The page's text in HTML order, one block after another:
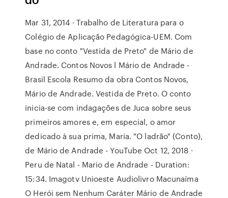
Mar 31, 2014 · Trabalho de Literatura para o
Colégio de Aplicação Pedagógica-UEM. Com
base no conto "Vestida de Preto" de Mário de
Andrade. Contos Novos l Mário de Andrade -
Brasil Escola Resumo da obra Contos Novos,
Mário de Andrade. Vestida de Preto. O conto
inicia-se com indagações de Juca sobre seus
primeiros amores e, em especial, o amor
dedicado à sua prima, Maria. "O ladrão" (Conto),
de Mário de Andrade - YouTube Oct 12, 2018 ·
Peru de Natal - Mario de Andrade - Duration:
15:34. Imagotv Unioeste Audiolivro Macunaíma
O Herói sem Nenhum Caráter Mário de Andrade